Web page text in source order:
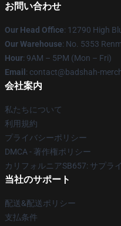
お問い合わせ
Our Head Office: 12790 High
Our Warehouse: No. 5353
Hour: 9AM – 5PM (Mon – Fri)
Email : contact@badshah-
会社案内
私たちについて
利用規約
プライバシーポリシー
DMCA - 著作権ポリシー
カリフォルニアSB657: サプラ
当社のサポート
配送&配送ポリシー
支払条件